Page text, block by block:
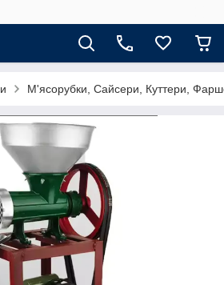
М'ясорубки, Сайсери, Куттери,